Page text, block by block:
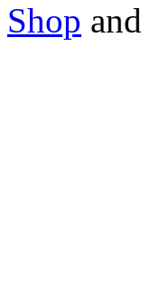
Shop and